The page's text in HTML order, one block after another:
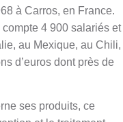
à Carros, en France.
4 900 salariés et
au Mexique, au Chili,
d’euros dont près de
ses produits, ce